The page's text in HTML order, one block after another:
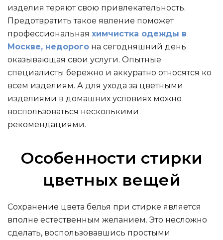
изделия теряют свою привлекательность.
Предотвратить такое явление поможет
профессиональная химчистка одежды в
Москве, недорого на сегодняшний день
оказывающая свои услуги. Опытные
специалисты бережно и аккуратно относятся ко
всем изделиям. А для ухода за цветными
изделиями в домашних условиях можно
воспользоваться несколькими
рекомендациями.
Особенности стирки
цветных вещей
Сохранение цвета белья при стирке является
вполне естественным желанием. Это несложно
сделать, воспользовавшись простыми